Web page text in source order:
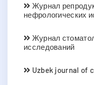
Журнал
нефрологических
Журнал
исследований
Uzbek journal of